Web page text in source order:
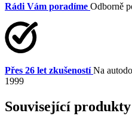
Rádi Vám poradíme Odborně
Přes 26 let zkušeností Na
1999
Související produkty